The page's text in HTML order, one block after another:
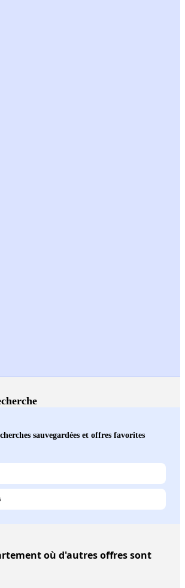
sauvegardées et offres favorites
où d'autres offres sont